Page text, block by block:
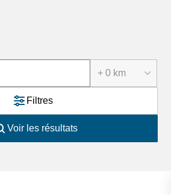
+ 0 km
Filtres
Voir les résultats